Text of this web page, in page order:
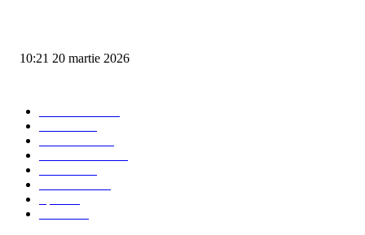
10:21 20 martie 2026